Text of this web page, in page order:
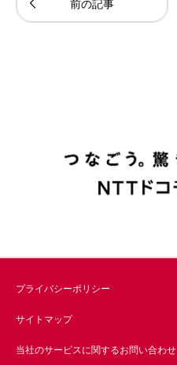
プライバシーポリシー
サイトマップ
当社のサービスに関するお問い合わせ